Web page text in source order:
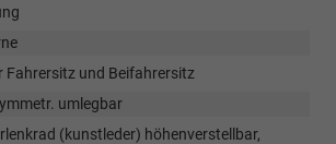
Fahrersitz und Beifahrersitz
umlegbar
(kunstleder) höhenverstellbar,